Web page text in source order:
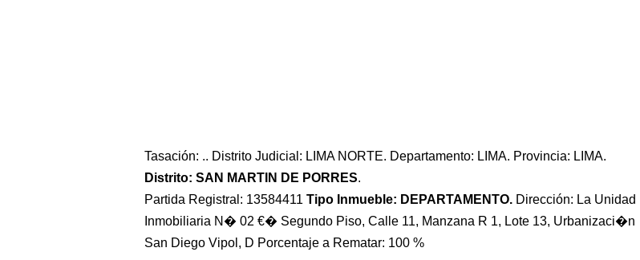
Tasación: .. Distrito Judicial: LIMA NORTE. Departamento: LIMA. Provincia: LIMA.
Distrito: SAN MARTIN DE PORRES.
Partida Registral: 13584411 Tipo Inmueble: DEPARTAMENTO. Dirección: La Unidad
Inmobiliaria N� 02 €� Segundo Piso, Calle 11, Manzana R 1, Lote 13, Urbanizaci�n
San Diego Vipol, D Porcentaje a Rematar: 100 %